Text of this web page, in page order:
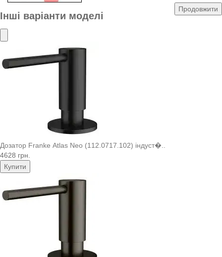
Продовжити
Інші варіанти моделі
Дозатор Franke Atlas Neo (112.0717.102) індуст�..
4628 грн.
Купити